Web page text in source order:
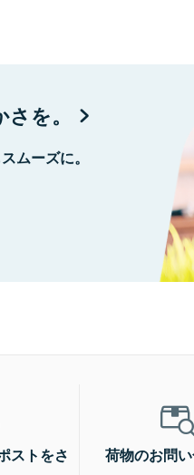
を。
ムーズに。
ストをさ
荷物のお問